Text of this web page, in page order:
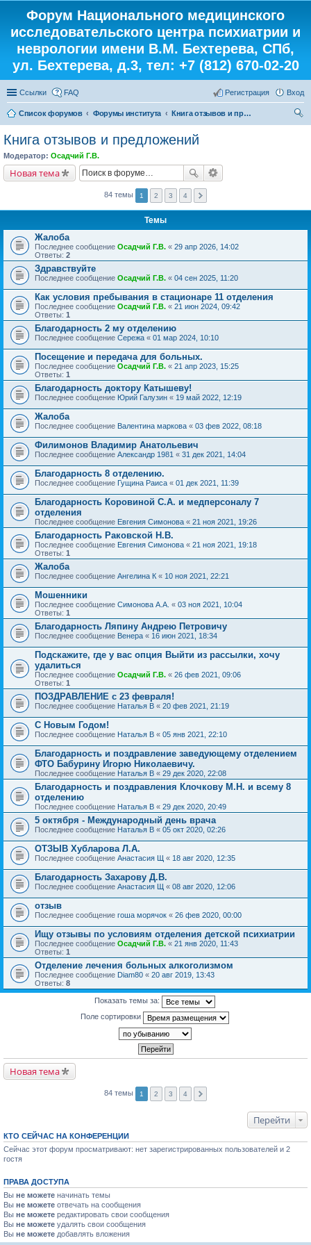
Форум Национального медицинского
исследовательского центра психиатрии и
неврологии имени В.М. Бехтерева, СПб,
ул. Бехтерева, д.3, тел: +7 (812) 670-02-20
Ссылки FAQ Вход
Регистрация
Список форумов Форумы института
Книга отзывов и предложений
Книга отзывов и предложений
Модератор: Осадчий Г.В.
Новая тема
84 темы 1 2 3 4
Темы
Жалоба
Последнее сообщение Осадчий Г.В. « 29 апр 2026, 14:02
Ответы: 2
Здравствуйте
Последнее сообщение Осадчий Г.В. « 04 сен 2025, 11:20
Как условия пребывания в стационаре 11 отделения
Последнее сообщение Осадчий Г.В. « 21 июн 2024, 09:42
Ответы: 1
Благодарность 2 му отделению
Последнее сообщение Сережа « 01 мар 2024, 10:10
Посещение и передача для больных.
Последнее сообщение Осадчий Г.В. « 21 апр 2023, 15:25
Ответы: 1
Благодарность доктору Катышеву!
Последнее сообщение Юрий Галузин « 19 май 2022, 12:19
Жалоба
Последнее сообщение Валентина маркова « 03 фев 2022, 08:18
Филимонов Владимир Анатольевич
Последнее сообщение Александр 1981 « 31 дек 2021, 14:04
Благодарность 8 отделению.
Последнее сообщение Гущина Раиса « 01 дек 2021, 11:39
Благодарность Коровиной С.А. и медперсоналу 7
отделения
Последнее сообщение Евгения Симонова « 21 ноя 2021, 19:26
Благодарность Раковской Н.В.
Последнее сообщение Евгения Симонова « 21 ноя 2021, 19:18
Ответы: 1
Жалоба
Последнее сообщение Ангелина К « 10 ноя 2021, 22:21
Мошенники
Последнее сообщение Симонова А.А. « 03 ноя 2021, 10:04
Ответы: 1
Благодарность Ляпину Андрею Петровичу
Последнее сообщение Венера « 16 июн 2021, 18:34
Подскажите, где у вас опция Выйти из рассылки, хочу
удалиться
Последнее сообщение Осадчий Г.В. « 26 фев 2021, 09:06
Ответы: 1
ПОЗДРАВЛЕНИЕ с 23 февраля!
Последнее сообщение Наталья В « 20 фев 2021, 21:19
С Новым Годом!
Последнее сообщение Наталья В « 05 янв 2021, 22:10
Благодарность и поздравление заведующему отделением
ФТО Бабурину Игорю Николаевичу.
Последнее сообщение Наталья В « 29 дек 2020, 22:08
Благодарность и поздравления Клочкову М.Н. и всему 8
отделению
Последнее сообщение Наталья В « 29 дек 2020, 20:49
5 октября - Международный день врача
Последнее сообщение Наталья В « 05 окт 2020, 02:26
ОТЗЫВ Хубларова Л.А.
Последнее сообщение Анастасия Щ « 18 авг 2020, 12:35
Благодарность Захарову Д.В.
Последнее сообщение Анастасия Щ « 08 авг 2020, 12:06
отзыв
Последнее сообщение гоша морячок « 26 фев 2020, 00:00
Ищу отзывы по условиям отделения детской психиатрии
Последнее сообщение Осадчий Г.В. « 21 янв 2020, 11:43
Ответы: 1
Отделение лечения больных алкоголизмом
Последнее сообщение Diam80 « 20 авг 2019, 13:43
Ответы: 8
Показать темы за:
Поле сортировки
Новая тема
84 темы 1 2 3 4
Перейти
КТО СЕЙЧАС НА КОНФЕРЕНЦИИ
Сейчас этот форум просматривают: нет зарегистрированных пользователей и 2
гостя
ПРАВА ДОСТУПА
Вы не можете начинать темы
Вы не можете отвечать на сообщения
Вы не можете редактировать свои сообщения
Вы не можете удалять свои сообщения
Вы не можете добавлять вложения